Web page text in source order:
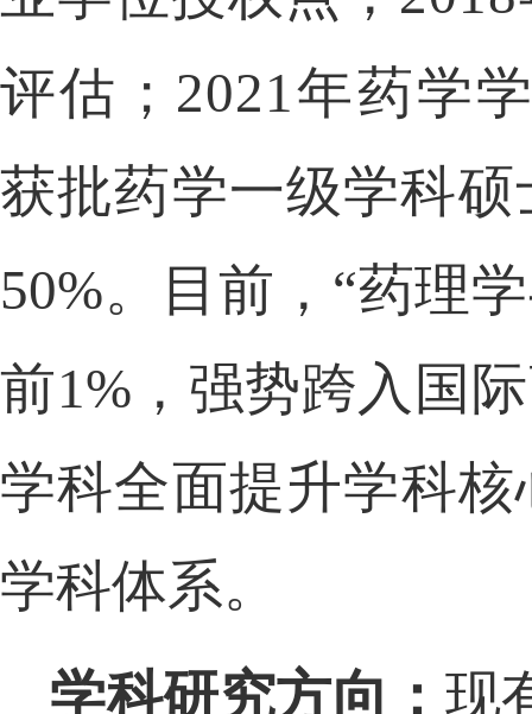
评估； 2021年药学
获批药学一级学科
50%。目前，“药理
前1%，强势跨入国
学科全面提升学科
学科体系。
学科研究方向： 现